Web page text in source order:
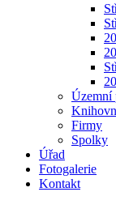
Územní
Firmy
Spolky
Úřad
Fotogalerie
Kontakt